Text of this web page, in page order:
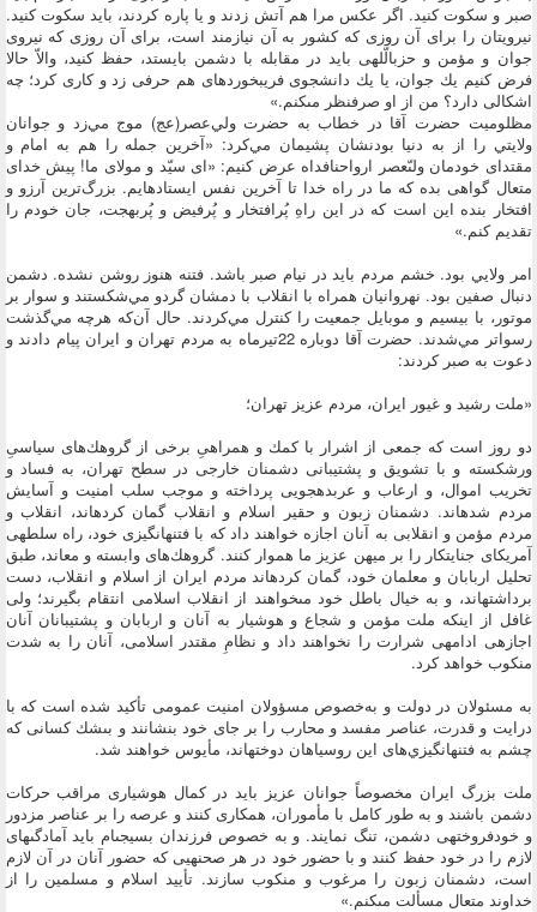
صبر و سكوت كنيد. اگر عكس مرا هم آتش زدند و يا پاره كردند، بايد سكوت كنيد.
نيرويتان را براى آن روزى كه كشور به آن نيازمند است، براى آن روزى كه نيروى
جوان و مؤمن و حزب‏الّلهى بايد در مقابله با دشمن بايستد، حفظ كنيد، والاّ حالا
فرض كنيم يك جوان، يا يك دانشجوى فريب‏خورده‏اى هم حرفى زد و كارى كرد؛ چه
اشكالى دارد؟ من از او صرف‏نظر مى‏كنم.»
مظلوميت حضرت آقا در خطاب به حضرت ولي‌‌عصر(عج) موج مي‌زد و جوانان
ولايتي را از به‌ دنيا بودنشان پشيمان مي‌كرد: «آخرين جمله را هم به امام و
مقتداى خودمان ولىّ‏عصر ارواحنافداه عرض كنيم: «اى سيّد و مولاى ما! پيش خداى
متعال گواهى بده كه ما در راه خدا تا آخرين نفس ايستاده‏ايم. بزرگ‌ترين آرزو و
افتخار بنده اين است كه در اين راهِ پُرافتخار و پُرفيض و پُربهجت، جان خودم را
تقديم كنم.»
امر ولايي بود. خشم مردم بايد در نيام صبر باشد. فتنه هنوز روشن نشده. دشمن
دنبال صفين بود. نهروانيان همراه با انقلاب با دمشان گردو مي‌شكستند و سوار بر
موتور، با بيسيم و موبايل جمعيت را كنترل مي‌كردند. حال آن‌كه هرچه مي‌گذشت
رسواتر مي‌شدند. حضرت آقا دوباره 22تيرماه به مردم تهران و ايران پيام دادند و
دعوت به صبر كردند:
«ملت رشيد و غيور ايران، مردم عزيز تهران‏؛
دو روز است كه جمعى از اشرار با كمك و همراهىِ برخى از گروهك‌هاى سياسىِ
ورشكسته و با تشويق و پشتيبانى دشمنان خارجى در سطح تهران، به فساد و
تخريب اموال، و ارعاب و عربده‏جويى پرداخته و موجب سلب امنيت و آسايش
مردم شده‏اند. دشمنان زبون و حقير اسلام و انقلاب گمان كرده‏اند، انقلاب و
مردم مؤمن و انقلابى به آنان اجازه خواهند داد كه با فتنه‏انگيزى خود، راه سلطه‏ى
آمريكاى جنايتكار را بر ميهن عزيز ما هموار كنند. گروهك‌هاى وابسته و معاند، طبق
تحليل اربابان و معلمان خود، گمان كرده‏اند مردم ايران از اسلام و انقلاب، دست
برداشته‏اند، و به خيال باطل خود مى‏خواهند از انقلاب اسلامى انتقام بگيرند؛ ولى
غافل از اين‏كه ملت مؤمن و شجاع و هوشيار به آنان و اربابان و پشتيبانان آنان
اجازه‏ى ادامه‏ى شرارت را نخواهند داد و نظامِ مقتدر اسلامى، آنان را به شدت
منكوب خواهد كرد.
به مسئولان در دولت و به‌خصوص مسؤولان امنيت عمومى تأكيد شده است كه با
درايت و قدرت، عناصر مفسد و محارب را بر جاى خود بنشانند و بى‏شك كسانى كه
چشم به فتنه‏انگيزي‌هاى اين روسياهان دوخته‏اند، مأيوس خواهند شد.
ملت بزرگ ايران مخصوصاً جوانان عزيز بايد در كمال هوشيارى مراقب حركات
دشمن باشند و به طور كامل با مأموران، همكارى كنند و عرصه را بر عناصر مزدور
و خودفروخته‏ى دشمن، تنگ نمايند. و به خصوص فرزندان بسيجى‏ام بايد آمادگى‏هاى
لازم را در خود حفظ كنند و با حضور خود در هر صحنه‏يى كه حضور آنان در آن لازم
است، دشمنان زبون را مرغوب و منكوب سازند. تأييد اسلام و مسلمين را از
خداوند متعال مسألت مى‏كنم.»